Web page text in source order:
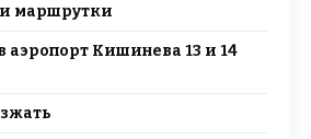
маршрутки
аэропорт Кишинева 13 и 14